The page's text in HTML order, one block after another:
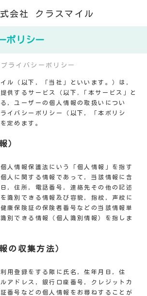
ポリシー
プライバシーポリシー
ル（以下，「当社」といいます。）は，
供するサービス（以下,「本サービス」と
，ユーザーの個人情報の取扱いについ
イバシーポリシー（以下，「本ポリシ
定めます。
）
人情報保護法にいう「個人情報」を指す
人に関する情報であって，当該情報に含
，住所，電話番号，連絡先その他の記述
識別できる情報及び容貌，指紋，声紋に
康保険証の保険者番号などの当該情報単
別できる情報（個人識別情報）を指しま
の収集方法）
用登録をする際に氏名，生年月日，住
アドレス，銀行口座番号，クレジットカ
番号などの個人情報をお尋ねすることが